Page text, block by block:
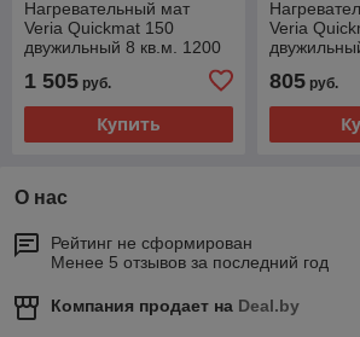
Нагревательный мат
Veria Quickmat 150
двужильный 8 кв.м. 1200
1 505 руб.
Купить
Veria
805руб.
О нас
Рейтинг не сформирован
Менее 5 отзывов за последний год
Компания продает на Deal.by